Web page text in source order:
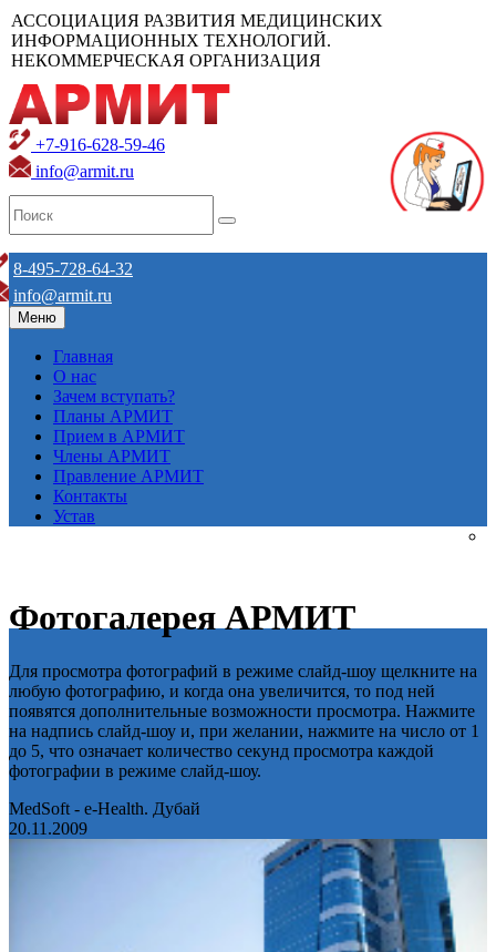
АССОЦИАЦИЯ РАЗВИТИЯ МЕДИЦИНСКИХ
ИНФОРМАЦИОННЫХ ТЕХНОЛОГИЙ.
НЕКОММЕРЧЕСКАЯ ОРГАНИЗАЦИЯ
+7-916-628-59-46
info@armit.ru
8-495-728-64-32
info@armit.ru
Меню
Главная
О нас
Зачем вступать?
Планы АРМИТ
Прием в АРМИТ
Члены АРМИТ
Правление АРМИТ
Контакты
Устав
Фотогалерея АРМИТ
Для просмотра фотографий в режиме слайд-шоу щелкните на
любую фотографию, и когда она увеличится, то под ней
появятся дополнительные возможности просмотра. Нажмите
на надпись слайд-шоу и, при желании, нажмите на число от 1
до 5, что означает количество секунд просмотра каждой
фотографии в режиме слайд-шоу.
MedSoft - e-Health. Дубай
20.11.2009